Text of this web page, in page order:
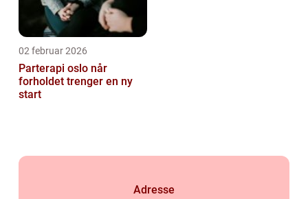
02 februar 2026
Parterapi oslo når
forholdet trenger en ny
start
Adresse